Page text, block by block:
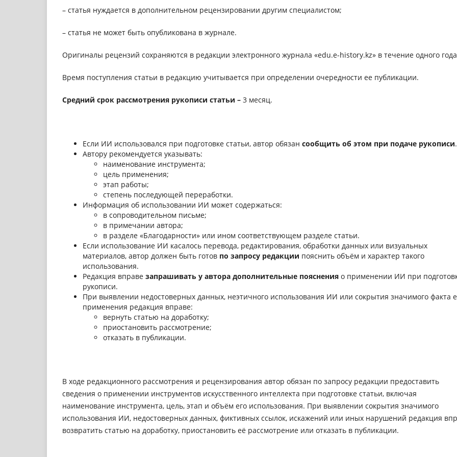
– статья нуждается в дополнительном рецензировании другим специалистом;
– статья не может быть опубликована в журнале.
Оригиналы рецензий сохраняются в редакции электронного журнала «edu.e-history.kz» в течение одного
Время поступления статьи в редакцию учитывается при определении очередности ее публикации.
Средний срок рассмотрения рукописи статьи – 3 месяц.
Если ИИ использовался при подготовке статьи, автор обязан сообщить об этом при подаче рукописи.
Автору рекомендуется указывать:
наименование инструмента;
цель применения;
этап работы;
степень последующей переработки.
Информация об использовании ИИ может содержаться:
в сопроводительном письме;
в примечании автора;
в разделе «Благодарности» или ином соответствующем разделе статьи.
Если использование ИИ касалось перевода, редактирования, обработки данных или визуальных
материалов, автор должен быть готов по запросу редакции пояснить объём и характер такого
использования.
Редакция вправе запрашивать у автора дополнительные пояснения о применении ИИ при
рукописи.
При выявлении недостоверных данных, неэтичного использования ИИ или сокрытия значимого факта
применения редакция вправе:
вернуть статью на доработку;
приостановить рассмотрение;
отказать в публикации.
В ходе редакционного рассмотрения и рецензирования автор обязан по запросу редакции предоставить
сведения о применении инструментов искусственного интеллекта при подготовке статьи, включая
наименование инструмента, цель, этап и объём его использования. При выявлении сокрытия значимого
использования ИИ, недостоверных данных, фиктивных ссылок, искажений или иных нарушений редакция
возвратить статью на доработку, приостановить её рассмотрение или отказать в публикации.